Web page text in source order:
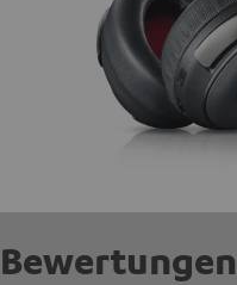
Bewertungen